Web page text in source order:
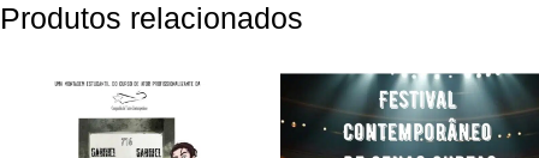
Produtos relacionados